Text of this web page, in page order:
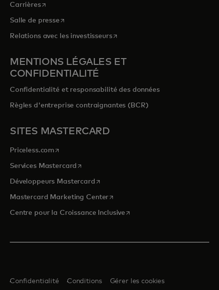
Carrièress’ouvre dans un nouvel onglet
Salle de presses’ouvre dans un nouvel onglet
Relations avec les investisseurss’ouvre dans un nouvel onglet
MENTIONS LÉGALES ET
CONFIDENTIALITÉ
Confidentialité et responsabilité des données
Règles d'entreprise contraignantes (BCR)
SITES MASTERCARD
Priceless.com s’ouvre dans un nouvel onglet
Services Mastercard s’ouvre dans un nouvel onglet
Développeurs Mastercards’ouvre dans un nouvel onglet
Mastercard Marketing Centers’ouvre dans un nouvel onglet
Centre pour la Croissance Inclusive s’ouvre dans un nouvel
Confidentialité Conditions Gérer les cookies